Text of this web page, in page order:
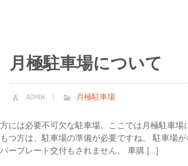
月極駐車場について
ADMIN 月極駐車場
には必要不可欠な駐車場。ここでは月極駐車
つ方は、駐車場の準備が必要ですね。 駐車場
ープレート交付もされません。 車購 […]